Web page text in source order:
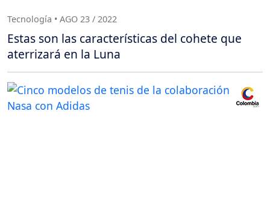
Tecnología • AGO 23 / 2022
Estas son las características del cohete que
aterrizará en la Luna